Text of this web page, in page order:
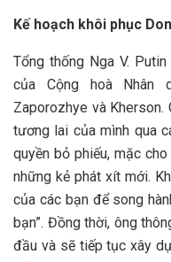
Kế hoạch khôi phục
Tổng thống Nga V.
của Cộng hoà Nhân
Zaporozhye và Kherson.
tương lai của mình qua
quyền bỏ phiếu, mặc
những kẻ phát xít mới.
của các bạn để song
bạn”. Đồng thời, ông
đầu và sẽ tiếp tục xây